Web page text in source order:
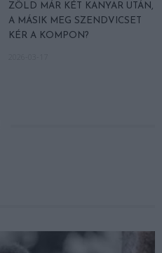
ZÖLD MÁR KÉT KANYAR UTÁN,
A MÁSIK MEG SZENDVICSET
KÉR A KOMPON?